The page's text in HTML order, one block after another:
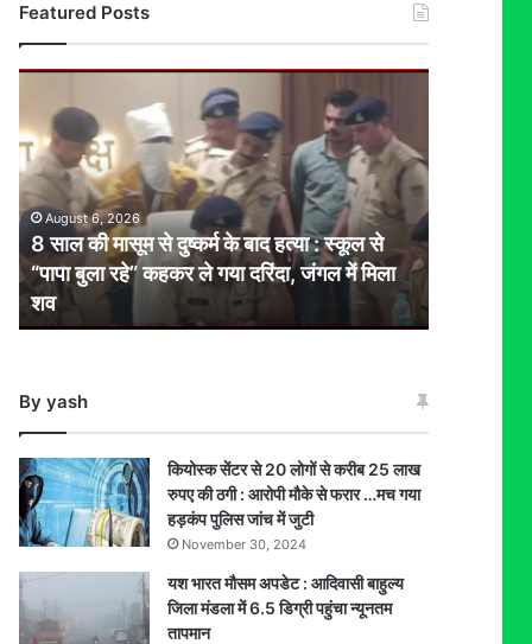
Featured Posts
8
की
मासूम
से
दुष्कर्म
के
बाद
हत्या
स्कूल
बुला
रहे”
ले
गया
दरिंदा,
जंगल
में
मिला
August 6, 2026
8 साल की मासूम से दुष्कर्म के बाद हत्या : स्कूल से
“पापा बुला रहे” कहकर ले गया दरिंदा, जंगल में मिला
शव
By yash
कियोस्क सेंटर से 20 लोगों से करीब 25 लाख
रुपए की ठगी : आरोपी मौके से फरार …मच गया
हड़कंप पुलिस जांच में जुटी
November 30, 2024
यश भारत मौसम अपडेट : आदिवासी बाहुल्य
जिला मंडला में 6.5 डिग्री पहुंचा न्यूनतम
तापमान